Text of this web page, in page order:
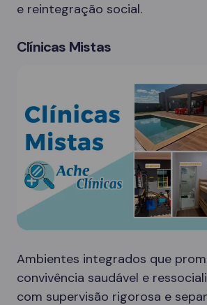
e reintegração social.
Clínicas Mistas
Ambientes integrados que
convivência saudável e
com supervisão rigorosa e